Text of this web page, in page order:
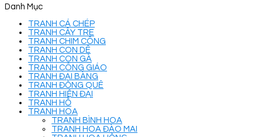
Danh Mục
TRANH CÁ CHÉP
TRANH CÂY TRE
TRANH CHIM CÔNG
TRANH CON DÊ
TRANH CON GÀ
TRANH CÔNG GIÁO
TRANH ĐẠI BÀNG
TRANH ĐỒNG QUÊ
TRANH HIỆN ĐẠI
TRANH HỔ
TRANH HOA
TRANH BÌNH HOA
TRANH HOA ĐÀO MAI